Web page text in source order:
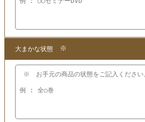
★当店ではこちらの他にも
苫米地英人のセミナーDVDを買取いた
買取
苫米地英人のDVD教材買取スペ